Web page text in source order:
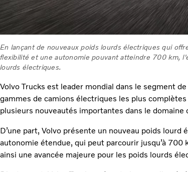
En lançant de nouveaux poids lourds électriques qui
flexibilité et une autonomie pouvant atteindre 700 km,
lourds électriques.
Volvo Trucks est leader mondial dans le segment
gammes de camions électriques les plus
plusieurs nouveautés importantes dans le
D’une part, Volvo présente un nouveau poids
autonomie étendue, qui peut parcourir jusqu’à
ainsi une avancée majeure pour les poids lourds